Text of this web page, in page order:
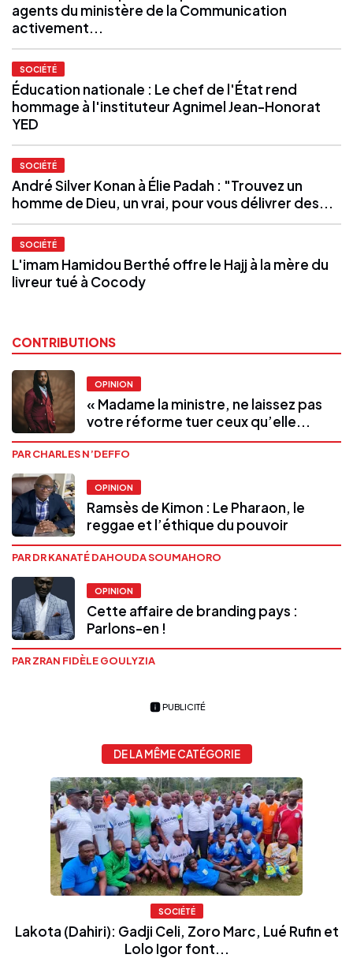
agents du ministère de la Communication
activement...
SOCIÉTÉ
Éducation nationale : Le chef de l'État rend
hommage à l'instituteur Agnimel Jean-Honorat
YED
SOCIÉTÉ
André Silver Konan à Élie Padah : "Trouvez un
homme de Dieu, un vrai, pour vous délivrer des...
SOCIÉTÉ
L'imam Hamidou Berthé offre le Hajj à la mère du
livreur tué à Cocody
CONTRIBUTIONS
OPINION
« Madame la ministre, ne laissez pas
votre réforme tuer ceux qu’elle...
PAR CHARLES N’DEFFO
OPINION
Ramsès de Kimon : Le Pharaon, le
reggae et l’éthique du pouvoir
PAR DR KANATÉ DAHOUDA SOUMAHORO
OPINION
Cette affaire de branding pays :
Parlons-en !
PAR ZRAN FIDÈLE GOULYZIA
PUBLICITÉ
DE LA MÊME CATÉGORIE
SOCIÉTÉ
Lakota (Dahiri): Gadji Celi, Zoro Marc, Lué Rufin et
Lolo Igor font...